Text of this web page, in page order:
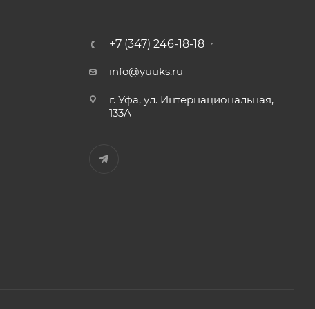
+7 (347) 246-18-18
info@yuuks.ru
г. Уфа, ул. Интернациональная,
133А